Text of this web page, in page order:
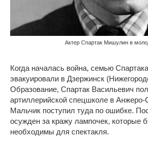
Актер Спартак Мишулин в
Когда началась война, семью
эвакуировали в Дзержинск
Образование, Спартак Васильевич
артиллерийской спецшколе в Анжеро-
Мальчик поступил туда по ошибке.
осужден за кражу лампочек, которые
необходимы для спектакля.